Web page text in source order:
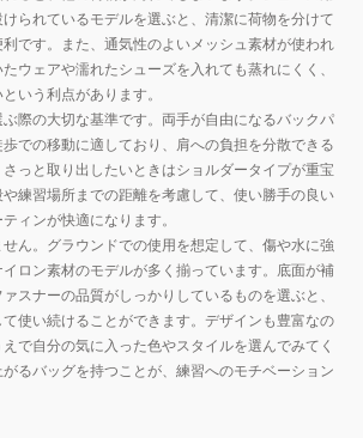
られているモデルを選ぶと、清潔に荷物を分けて
です。また、通気性のよいメッシュ素材が使われ
ウェアや濡れたシューズを入れても蒸れにくく、
いう利点があります。
際の大切な基準です。両手が自由になるバックパ
での移動に適しており、肩への負担を分散できる
っと取り出したいときはショルダータイプが重宝
練習場所までの距離を考慮して、使い勝手の良い
ィンが快適になります。
ん。グラウンドでの使用を想定して、傷や水に強
ロン素材のモデルが多く揃っています。底面が補
スナーの品質がしっかりしているものを選ぶと、
使い続けることができます。デザインも豊富なの
で自分の気に入った色やスタイルを選んでみてく
るバッグを持つことが、練習へのモチベーション